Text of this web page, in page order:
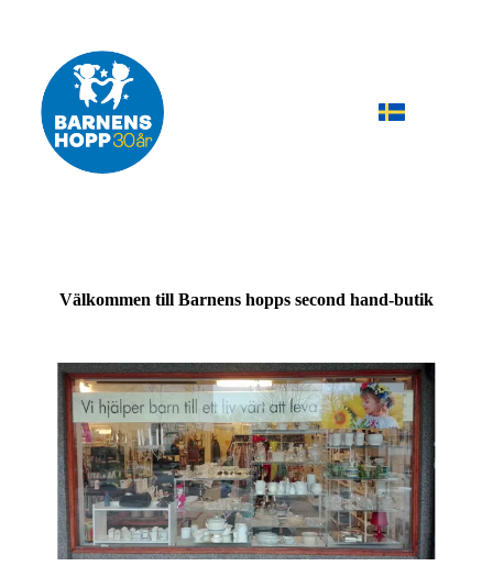
Välkommen till Barnens hopps second hand-butik